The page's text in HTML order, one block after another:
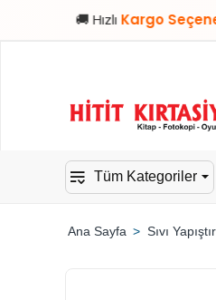
Kargo Seçenekleri
Tüm Kategoriler
Sıvı